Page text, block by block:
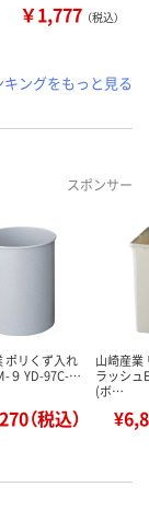
￥1,777 （税込）
キングをもっと見る
スポンサー
ポリくず入れ
-９ YD-97C-…
（税込）
山崎産業
ラッシュ
(ボ…